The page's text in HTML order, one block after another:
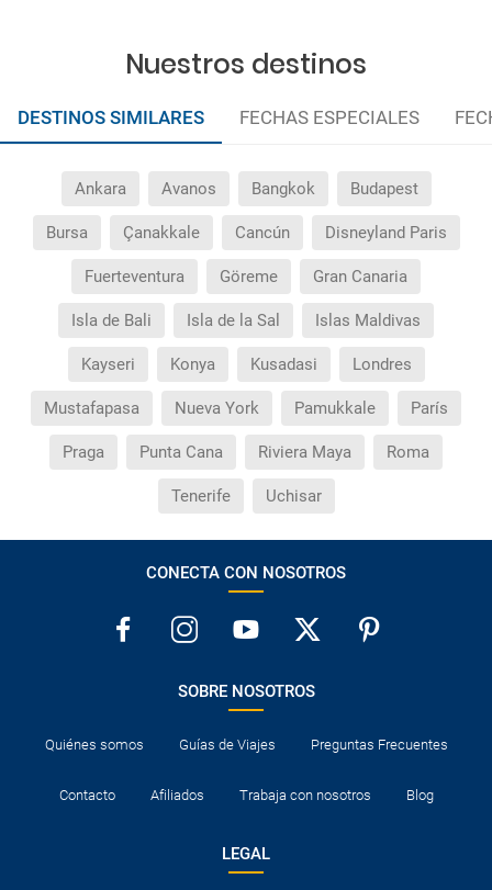
Nuestros destinos
DESTINOS SIMILARES FECHAS ESPECIALES
Ankara Avanos Bangkok Budapest
Bursa Çanakkale Cancún Disneyland Paris
Fuerteventura Göreme Gran Canaria
Isla de Bali Isla de la Sal Islas Maldivas
Kayseri Konya Kusadasi Londres
Mustafapasa Nueva York Pamukkale París
Praga Punta Cana Riviera Maya Roma
Tenerife Uchisar
CONECTA CON NOSOTROS
SOBRE NOSOTROS
Quiénes somos Guías de Viajes Preguntas Frecuentes
Contacto Afiliados Trabaja con nosotros Blog
LEGAL